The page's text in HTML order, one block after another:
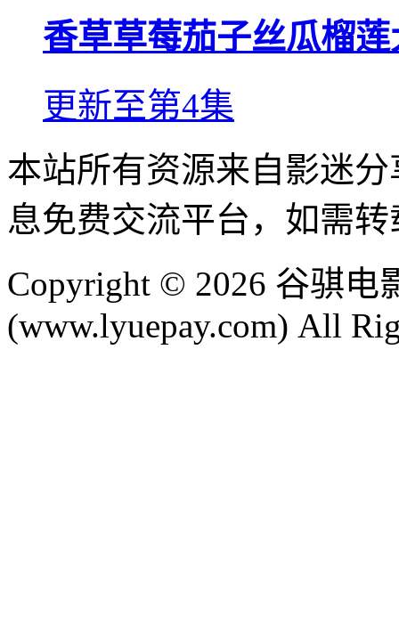
香草草莓茄子丝瓜榴莲
更新至第4集
本站所有资源来自影迷
息免费交流平台，如需
Copyright © 2026 谷骐电
(www.lyuepay.com) All